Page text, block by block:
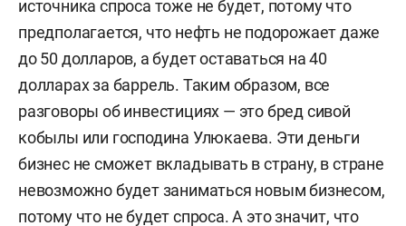
источника спроса тоже не будет, потому что
предполагается, что нефть не подорожает даже
до 50 долларов, а будет оставаться на 40
долларах за баррель. Таким образом, все
разговоры об инвестициях — это бред сивой
кобылы или господина Улюкаева. Эти деньги
бизнес не сможет вкладывать в страну, в стране
невозможно будет заниматься новым бизнесом,
потому что не будет спроса. А это значит, что